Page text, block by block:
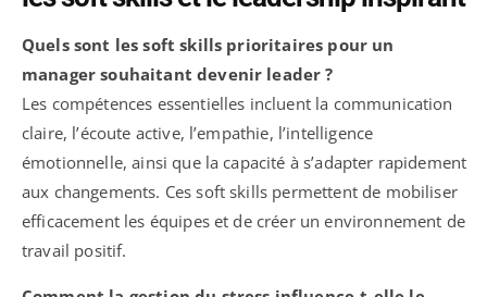
Quels sont les soft skills prioritaires pour un
manager souhaitant devenir leader ?
Les compétences essentielles incluent la communication
claire, l’écoute active, l’empathie, l’intelligence
émotionnelle, ainsi que la capacité à s’adapter rapidement
aux changements. Ces soft skills permettent de mobiliser
efficacement les équipes et de créer un environnement de
travail positif.